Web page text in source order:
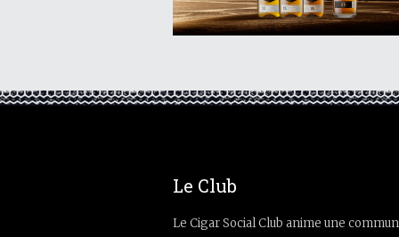
Le Club
Le Cigar Social Club anime une